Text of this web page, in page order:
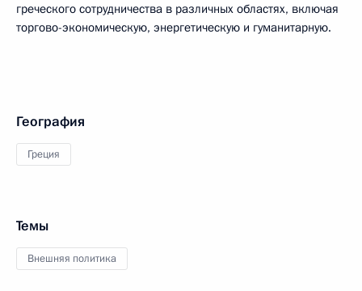
греческого сотрудничества в различных областях, включая
торгово-экономическую, энергетическую и гуманитарную.
География
Греция
Темы
Внешняя политика